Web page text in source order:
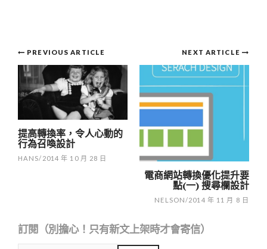
Post
navigation
NEXT ARTICLE
電商網站轉換優化提升要
點(一) 搜尋欄設計
NELSON/2014 年 11 月 8 日
PREVIOUS ARTICLE
提高轉換率，令人心動的
行為召喚設計
HANS/ 2014 年 10 月 28 日
訂閱（別擔心！只有新文上架時才會寄信）